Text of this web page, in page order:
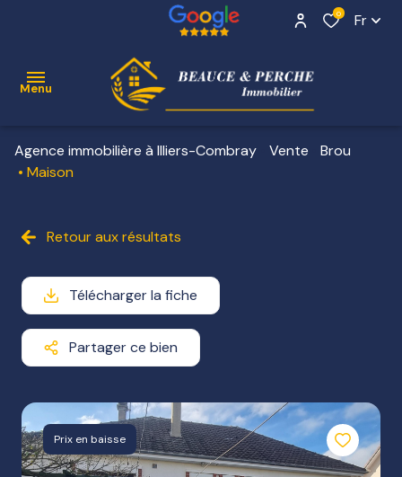
0 Fr
Menu
ACCUEIL
NOS
VENDUS
ESTIMATION
E-MAIL
NOTRE
AGENCE
Agence immobilière à Illiers-Combray Vente
Brou
Maison
Retour aux résultats
Télécharger la fiche
Partager ce bien
Prix en baisse